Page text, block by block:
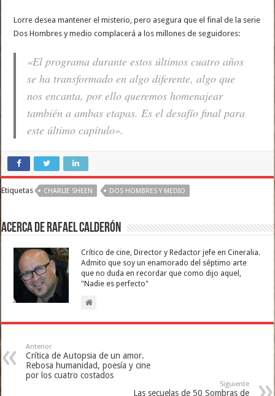
Lorre desea mantener el misterio, pero asegura que el final de la serie
Dos Hombres y medio complacerá a los millones de seguidores:
«El programa durante estos últimos cuatro años
se ha transformado en algo diferente, algo que
nos encanta, por ello queremos homenajear
también a ambas etapas. Es el desafío final para
este último capítulo».
Etiquetas CHARLIE SHEEN DOS HOMBRES Y MEDIO
Acerca de Rafael Calderón
Crítico de cine, Director y Redactor jefe en Cineralia.
Admito que soy un enamorado del séptimo arte
que no duda en recordar que como dijo aquel,
"Nadie es perfecto"
Anterior
Crítica de Autopsia de un amor.
Rebosa humanidad, poesía y cine
por los cuatro costados
Siguiente
Las secuelas de 50 Sombras de